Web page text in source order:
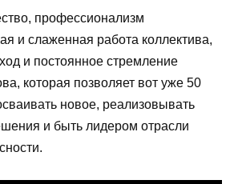
профессионализм
и слаженная работа коллектива,
и постоянное стремление
которая позволяет вот уже 50
новое, реализовывать
и быть лидером отрасли